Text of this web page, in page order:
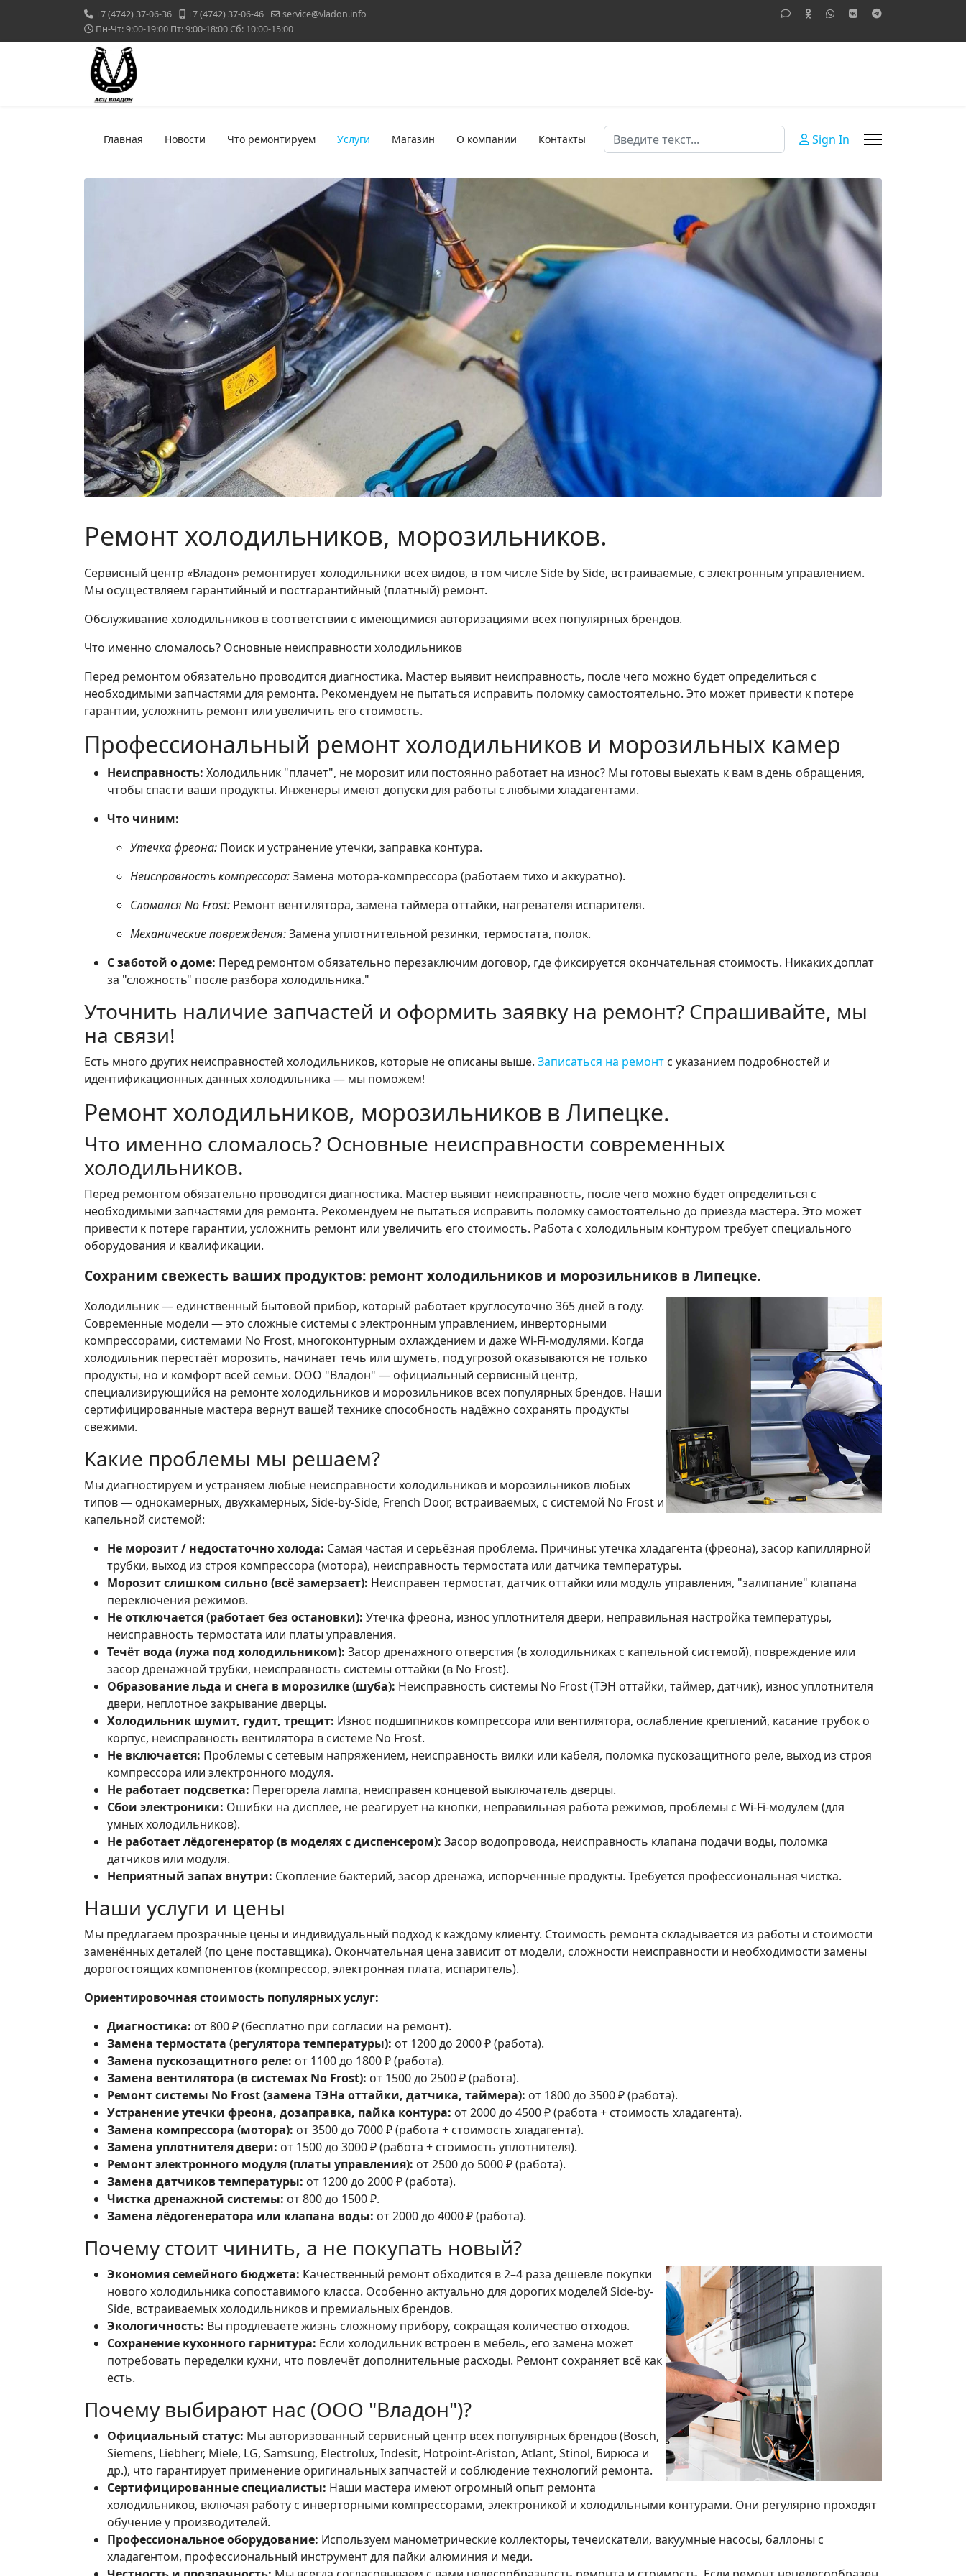
+7 (4742) 37-06-36 +7 (4742) 37-06-46
service@vladon.info
Пн-Чт: 9:00-19:00 Пт: 9:00-18:00 Сб: 10:00-15:00
Главная Новости Что ремонтируем Услуги Магазин О компании Контакты Поиск Sign In
Ремонт холодильников, морозильников.
Сервисный центр «Владон» ремонтирует холодильники всех видов, в том числе Side by Side, встраиваемые, с электронным управлением.
Мы осуществляем гарантийный и постгарантийный (платный) ремонт.
Обслуживание холодильников в соответствии с имеющимися авторизациями всех популярных брендов.
Что именно сломалось? Основные неисправности холодильников
Перед ремонтом обязательно проводится диагностика. Мастер выявит неисправность, после чего можно будет определиться с
необходимыми запчастями для ремонта. Рекомендуем не пытаться исправить поломку самостоятельно. Это может привести к потере
гарантии, усложнить ремонт или увеличить его стоимость.
Профессиональный ремонт холодильников и морозильных камер
Неисправность: Холодильник "плачет", не морозит или постоянно работает на износ? Мы готовы выехать к вам в день обращения,
чтобы спасти ваши продукты. Инженеры имеют допуски для работы с любыми хладагентами.
Что чиним:
Утечка фреона: Поиск и устранение утечки, заправка контура.
Неисправность компрессора:Замена мотора-компрессора (работаем тихо и аккуратно).
Сломался No Frost: Ремонт вентилятора, замена таймера оттайки, нагревателя испарителя.
Механические повреждения:Замена уплотнительной резинки, термостата, полок.
С заботой о доме: Перед ремонтом обязательно перезаключим договор, где фиксируется окончательная стоимость. Никаких доплат
за "сложность" после разбора холодильника."
Уточнить наличие запчастей и оформить заявку на ремонт? Спрашивайте, мы
на связи!
Есть много других неисправностей холодильников, которые не описаны выше. Записаться на ремонт с указанием подробностей и
идентификационных данных холодильника — мы поможем!
Ремонт холодильников, морозильников в Липецке.
Что именно сломалось? Основные неисправности современных
холодильников.
Перед ремонтом обязательно проводится диагностика. Мастер выявит неисправность, после чего можно будет определиться с
необходимыми запчастями для ремонта. Рекомендуем не пытаться исправить поломку самостоятельно до приезда мастера. Это может
привести к потере гарантии, усложнить ремонт или увеличить его стоимость. Работа с холодильным контуром требует специального
оборудования и квалификации.
Сохраним свежесть ваших продуктов: ремонт холодильников и морозильников в Липецке.
Холодильник — единственный бытовой прибор, который работает круглосуточно 365 дней в году.
Современные модели — это сложные системы с электронным управлением, инверторными
компрессорами, системами No Frost, многоконтурным охлаждением и даже Wi-Fi-модулями. Когда
холодильник перестаёт морозить, начинает течь или шуметь, под угрозой оказываются не только
продукты, но и комфорт всей семьи. ООО "Владон" — официальный сервисный центр,
специализирующийся на ремонте холодильников и морозильников всех популярных брендов. Наши
сертифицированные мастера вернут вашей технике способность надёжно сохранять продукты
свежими.
Какие проблемы мы решаем?
Мы диагностируем и устраняем любые неисправности холодильников и морозильников любых
типов — однокамерных, двухкамерных, Side-by-Side, French Door, встраиваемых, с системой No Frost и
капельной системой:
Не морозит / недостаточно холода: Самая частая и серьёзная проблема. Причины: утечка хладагента (фреона), засор капиллярной
трубки, выход из строя компрессора (мотора), неисправность термостата или датчика температуры.
Морозит слишком сильно (всё замерзает): Неисправен термостат, датчик оттайки или модуль управления, "залипание" клапана
переключения режимов.
Не отключается (работает без остановки): Утечка фреона, износ уплотнителя двери, неправильная настройка температуры,
неисправность термостата или платы управления.
Течёт вода (лужа под холодильником): Засор дренажного отверстия (в холодильниках с капельной системой), повреждение или
засор дренажной трубки, неисправность системы оттайки (в No Frost).
Образование льда и снега в морозилке (шуба): Неисправность системы No Frost (ТЭН оттайки, таймер, датчик), износ уплотнителя
двери, неплотное закрывание дверцы.
Холодильник шумит, гудит, трещит: Износ подшипников компрессора или вентилятора, ослабление креплений, касание трубок о
корпус, неисправность вентилятора в системе No Frost.
Не включается: Проблемы с сетевым напряжением, неисправность вилки или кабеля, поломка пускозащитного реле, выход из строя
компрессора или электронного модуля.
Не работает подсветка: Перегорела лампа, неисправен концевой выключатель дверцы.
Сбои электроники: Ошибки на дисплее, не реагирует на кнопки, неправильная работа режимов, проблемы с Wi-Fi-модулем (для
умных холодильников).
Не работает лёдогенератор (в моделях с диспенсером): Засор водопровода, неисправность клапана подачи воды, поломка
датчиков или модуля.
Неприятный запах внутри: Скопление бактерий, засор дренажа, испорченные продукты. Требуется профессиональная чистка.
Наши услуги и цены
Мы предлагаем прозрачные цены и индивидуальный подход к каждому клиенту. Стоимость ремонта складывается из работы и стоимости
заменённых деталей (по цене поставщика). Окончательная цена зависит от модели, сложности неисправности и необходимости замены
дорогостоящих компонентов (компрессор, электронная плата, испаритель).
Ориентировочная стоимость популярных услуг:
Диагностика: от 800 ₽ (бесплатно при согласии на ремонт).
Замена термостата (регулятора температуры): от 1200 до 2000 ₽ (работа).
Замена пускозащитного реле: от 1100 до 1800 ₽ (работа).
Замена вентилятора (в системах No Frost): от 1500 до 2500 ₽ (работа).
Ремонт системы No Frost (замена ТЭНа оттайки, датчика, таймера): от 1800 до 3500 ₽ (работа).
Устранение утечки фреона, дозаправка, пайка контура: от 2000 до 4500 ₽ (работа + стоимость хладагента).
Замена компрессора (мотора): от 3500 до 7000 ₽ (работа + стоимость хладагента).
Замена уплотнителя двери: от 1500 до 3000 ₽ (работа + стоимость уплотнителя).
Ремонт электронного модуля (платы управления): от 2500 до 5000 ₽ (работа).
Замена датчиков температуры: от 1200 до 2000 ₽ (работа).
Чистка дренажной системы: от 800 до 1500 ₽.
Замена лёдогенератора или клапана воды: от 2000 до 4000 ₽ (работа).
Почему стоит чинить, а не покупать новый?
Экономия семейного бюджета: Качественный ремонт обходится в 2–4 раза дешевле покупки
нового холодильника сопоставимого класса. Особенно актуально для дорогих моделей Side-by-
Side, встраиваемых холодильников и премиальных брендов.
Экологичность: Вы продлеваете жизнь сложному прибору, сокращая количество отходов.
Сохранение кухонного гарнитура: Если холодильник встроен в мебель, его замена может
потребовать переделки кухни, что повлечёт дополнительные расходы. Ремонт сохраняет всё как
есть.
Почему выбирают нас (ООО "Владон")?
Официальный статус: Мы авторизованный сервисный центр всех популярных брендов (Bosch,
Siemens, Liebherr, Miele, LG, Samsung, Electrolux, Indesit, Hotpoint-Ariston, Atlant, Stinol, Бирюса и
др.), что гарантирует применение оригинальных запчастей и соблюдение технологий ремонта.
Сертифицированные специалисты: Наши мастера имеют огромный опыт ремонта
холодильников, включая работу с инверторными компрессорами, электроникой и холодильными контурами. Они регулярно проходят
обучение у производителей.
Профессиональное оборудование: Используем манометрические коллекторы, течеискатели, вакуумные насосы, баллоны с
хладагентом, профессиональный инструмент для пайки алюминия и меди.